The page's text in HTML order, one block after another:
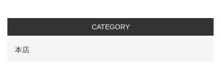
CATEGORY
本店